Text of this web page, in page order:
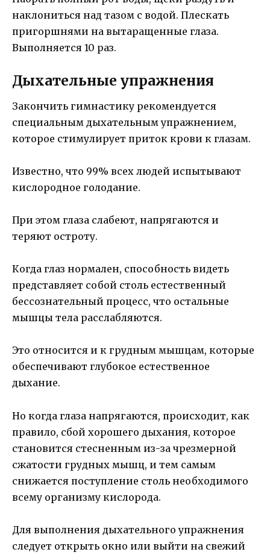
наклониться над тазом с водой. Плескать
пригоршнями на вытаращенные глаза.
Выполняется 10 раз.
Дыхательные упражнения
Закончить гимнастику рекомендуется
специальным дыхательным упражнением,
которое стимулирует приток крови к глазам.
Известно, что 99% всех людей испытывают
кислородное голодание.
При этом глаза слабеют, напрягаются и
теряют остроту.
Когда глаз нормален, способность видеть
представляет собой столь естественный
бессознательный процесс, что остальные
мышцы тела расслабляются.
Это относится и к грудным мышцам, которые
обеспечивают глубокое естественное
дыхание.
Но когда глаза напрягаются, происходит, как
правило, сбой хорошего дыхания, которое
становится стесненным из-за чрезмерной
сжатости грудных мышц, и тем самым
снижается поступление столь необходимого
всему организму кислорода.
Для выполнения дыхательного упражнения
следует открыть окно или выйти на свежий